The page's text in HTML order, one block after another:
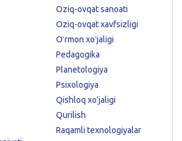
Oziq-ovqat sanoati
Oziq-ovqat xavfsizligi
Oʻrmon xoʻjaligi
Pedagogika
Planetologiya
Psixologiya
Qishloq xo'jaligi
Qurilish
Raqamli texnologiyalar